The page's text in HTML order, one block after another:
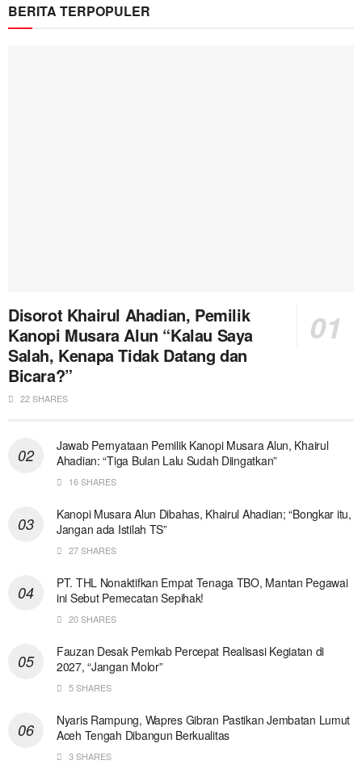
BERITA TERPOPULER
Disorot Khairul Ahadian, Pemilik
Kanopi Musara Alun “Kalau Saya
Salah, Kenapa Tidak Datang dan
Bicara?”
22 SHARES
Jawab Pernyataan Pemilik Kanopi Musara Alun, Khairul
Ahadian: “Tiga Bulan Lalu Sudah Diingatkan”
16 SHARES
Kanopi Musara Alun Dibahas, Khairul Ahadian; “Bongkar itu,
Jangan ada Istilah TS”
27 SHARES
PT. THL Nonaktifkan Empat Tenaga TBO, Mantan Pegawai
ini Sebut Pemecatan Sepihak!
20 SHARES
Fauzan Desak Pemkab Percepat Realisasi Kegiatan di
2027, “Jangan Molor”
5 SHARES
Nyaris Rampung, Wapres Gibran Pastikan Jembatan Lumut
Aceh Tengah Dibangun Berkualitas
3 SHARES